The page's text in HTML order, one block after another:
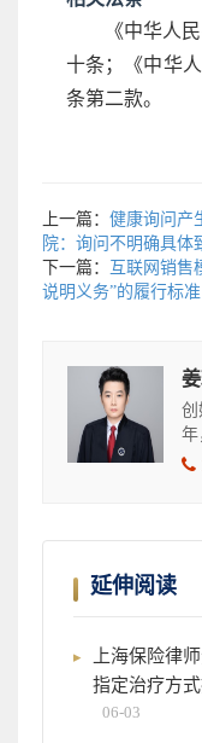
《中华人
十条；《中华
条第二款。
上一篇： 健康询问产
院：询问不明确具体
下一篇：
互联网销售
说明义务”的履行标
创
年
延伸阅读
上海保险律
指定治疗方
06-03